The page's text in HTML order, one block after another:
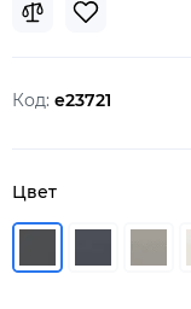
Код: e23721
Цвет